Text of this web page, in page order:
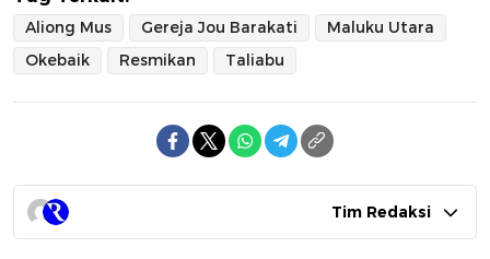
Aliong Mus Gereja Jou Barakati
Maluku Utara
Okebaik
Resmikan Taliabu
Tim Redaksi